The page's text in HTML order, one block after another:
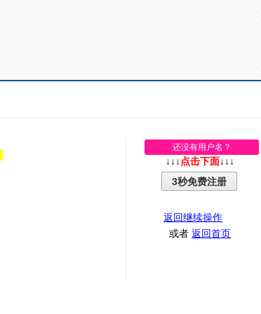
还没有用户名？
↓↓↓ 点击下面 ↓↓↓
3秒免费注册
返回继续操作
或者返回首页